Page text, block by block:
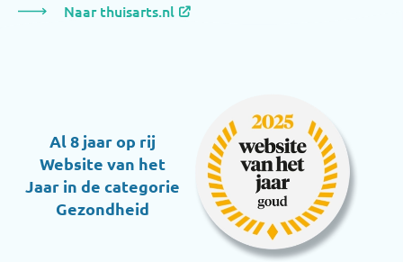
Naar thuisarts.nl
Al 8 jaar op rij
Website van het
Jaar in de categorie
Gezondheid